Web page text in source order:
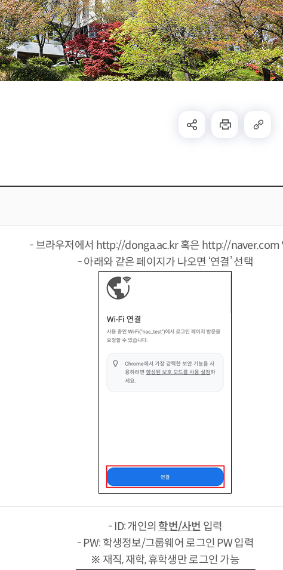
- 브라우저에서 http://donga.ac.kr 혹은 http://naver.com
- 아래와 같은 페이지가 나오면 ‘연결’ 선택
- ID: 개인의 학번/사번 입력
- PW: 학생정보/그룹웨어 로그인 PW 입력
※ 재직, 재학, 휴학생만 로그인 가능